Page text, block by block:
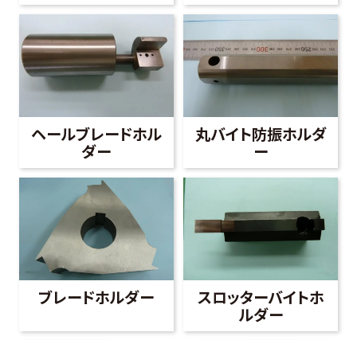
ヘールブレードホル
ダー
丸バイト防振ホルダ
ー
ブレードホルダー スロッターバイトホ
ルダー